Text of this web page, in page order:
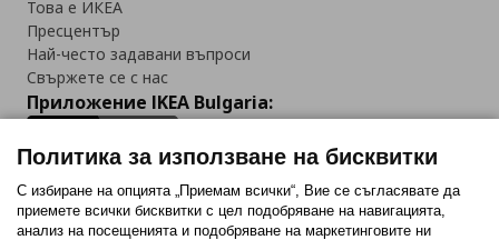
Това е ИКЕА
Пресцентър
Най-често задавани въпроси
Свържете се с нас
Приложение IKEA Bulgaria:
Последвайте ни:
Политика за използване на бисквитки
С избиране на опцията „Приемам всички“, Вие се съгласявате да
приемете всички бисквитки с цел подобряване на навигацията,
анализ на посещенията и подобряване на маркетинговите ни